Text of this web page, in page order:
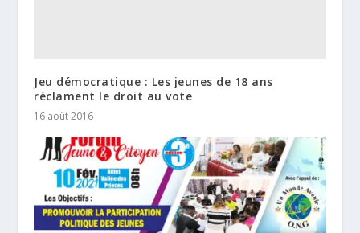
Jeu démocratique : Les jeunes de 18 ans
réclament le droit au vote
16 août 2016